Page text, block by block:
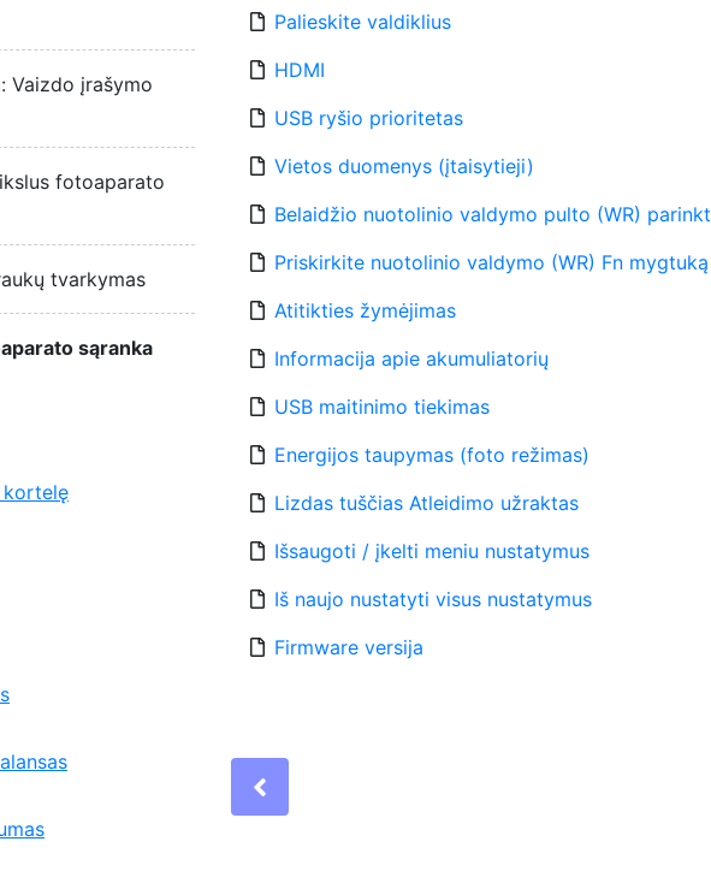
Vaizdo įrašymo
fotoaparato
tvarkymas
sąranka
kortelę
Palieskite valdiklius
HDMI
USB ryšio prioritetas
Vietos duomenys (įtaisytieji)
Belaidžio nuotolinio valdymo pulto (WR)
Priskirkite nuotolinio valdymo (WR) Fn mygtuką
Atitikties žymėjimas
Informacija apie akumuliatorių
USB maitinimo tiekimas
Energijos taupymas (foto režimas)
Lizdas tuščias Atleidimo užraktas
Išsaugoti / įkelti meniu nustatymus
Iš naujo nustatyti visus nustatymus
Firmware versija